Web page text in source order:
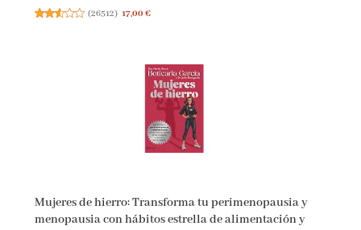
(26512) 17,00 €
Mujeres de hierro: Transforma tu perimenopausia y
menopausia con hábitos estrella de alimentación y